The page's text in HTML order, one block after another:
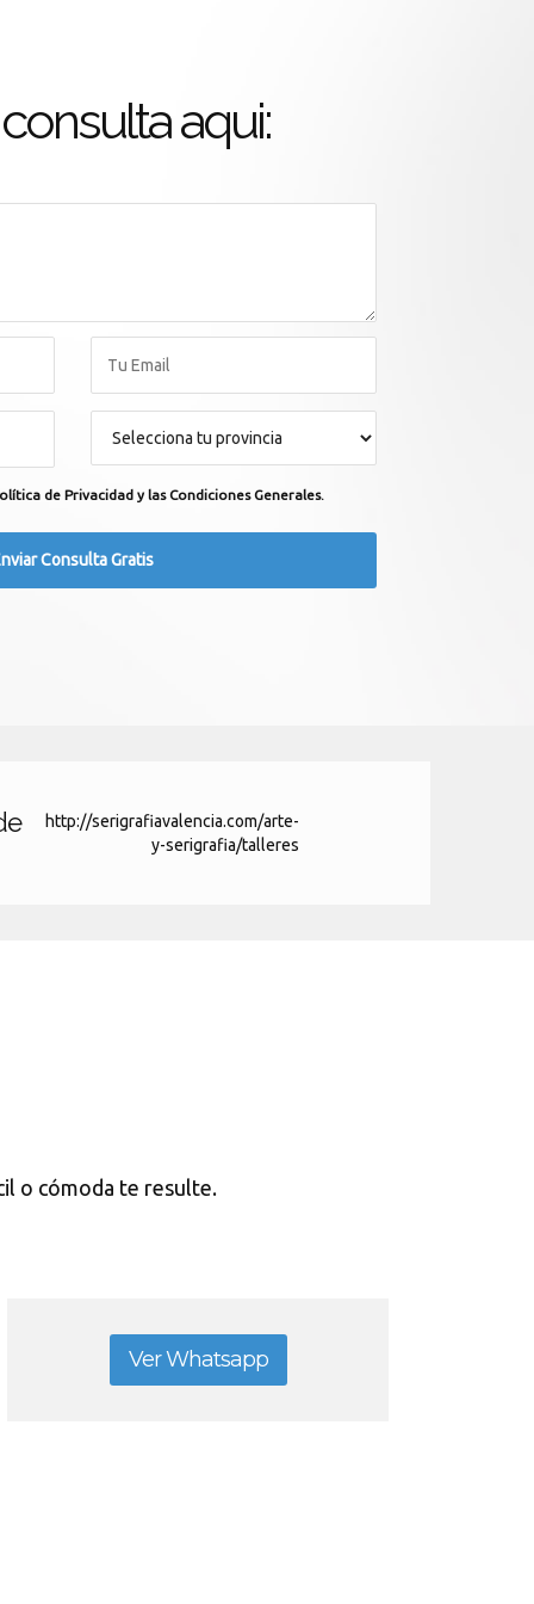
consulta aqui:
de Privacidad y las Condiciones Generales.
http://serigrafiavalencia.com/arte-
y-serigrafia/talleres
o cómoda te resulte.
Ver Whatsapp